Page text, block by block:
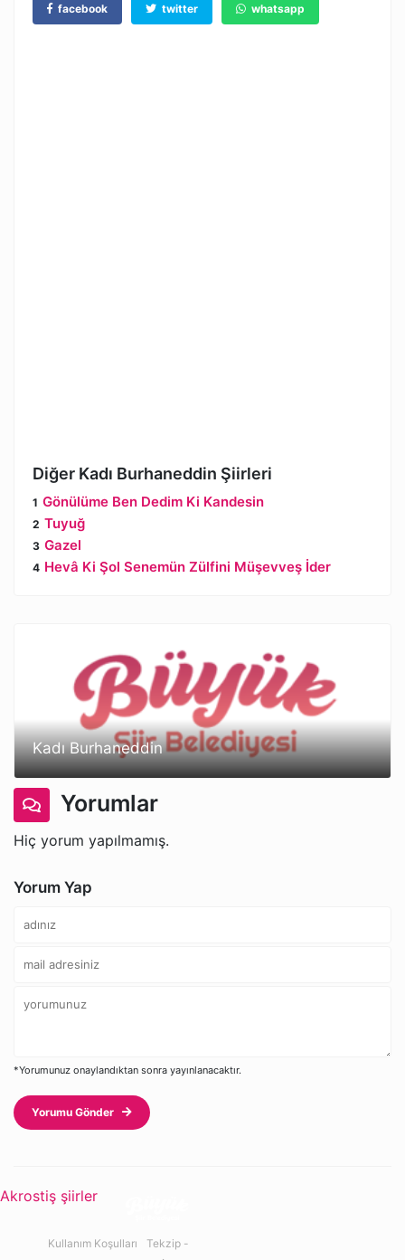
facebook twitter whatsapp
Diğer Kadı Burhaneddin Şiirleri
Gönülüme Ben Dedim Ki Kandesin
Tuyuğ
Gazel
Hevâ Ki Şol Senemün Zülfini Müşevveş İder
Kadı Burhaneddin
Yorumlar
Hiç yorum yapılmamış.
Yorum Yap
*Yorumunuz onaylandıktan sonra yayınlanacaktır.
Yorumu Gönder
Akrostiş şiirler
Kullanım Koşulları
Tekzip -